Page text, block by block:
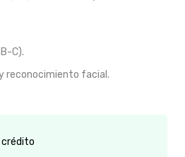
C).
reconocimiento facial.
crédito